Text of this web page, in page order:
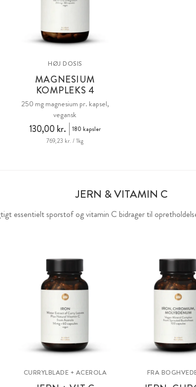
HØJ DOSIS
MAGNESIUM
KOMPLEKS 4
250 mg magnesium pr. kapsel,
vegansk
130,00 kr.
180 kapsler
769,23 kr. / 1kg
JERN & VITAMIN C
essentielt sporstof og vitamin C bidrager til
CURRYLBLADE + ACEROLA FRA